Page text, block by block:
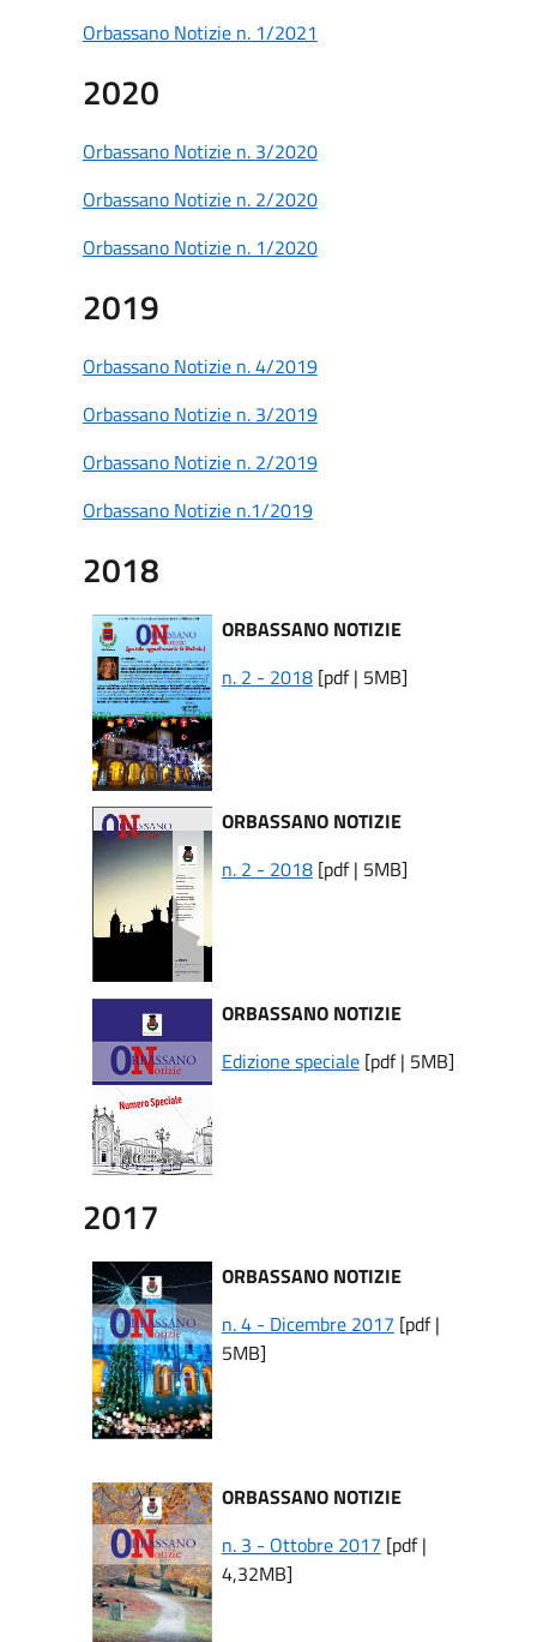
Orbassano Notizie n. 1/2021
2020
Orbassano Notizie n. 3/2020
Orbassano Notizie n. 2/2020
Orbassano Notizie n. 1/2020
2019
Orbassano Notizie n. 4/2019
Orbassano Notizie n. 3/2019
Orbassano Notizie n. 2/2019
Orbassano Notizie n.1/2019
2018
ORBASSANO NOTIZIE
n. 2 - 2018[pdf | 5MB]
ORBASSANO NOTIZIE
n. 2 - 2018[pdf | 5MB]
ORBASSANO NOTIZIE
Edizione speciale[pdf | 5MB]
2017
ORBASSANO NOTIZIE
n. 4 - Dicembre 2017 [pdf |
5MB]
ORBASSANO NOTIZIE
n. 3 - Ottobre 2017 [pdf |
4,32MB]